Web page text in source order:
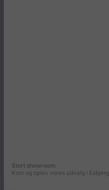
Stort showroom
Kom og oplev vores udvalg i Esbjerg.